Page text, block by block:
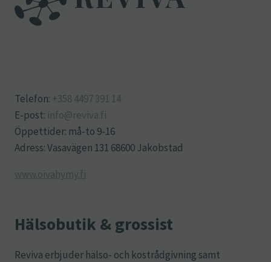
Telefon: +358 4497 391 14
E-post: info@reviva.fi
Öppettider: må-to 9-16
Adress: Vasavägen 131 68600 Jakobstad
www.oivahymy.fi
Hälsobutik & grossist
Reviva erbjuder hälso- och kostrådgivning samt